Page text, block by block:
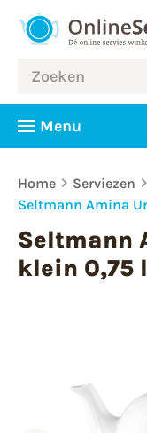
Menu
Home
Serviezen
Seltmann Amina
Seltmann
klein 0,75